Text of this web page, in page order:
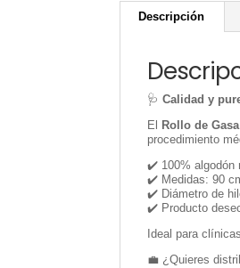
Descripción
🩺Calidad y
El
Rollo de
procedimiento
✔️ 100% algodón
✔️ Medidas: 90
✔️ Diámetro de
✔️ Producto
Ideal para
💼 ¿Quieres